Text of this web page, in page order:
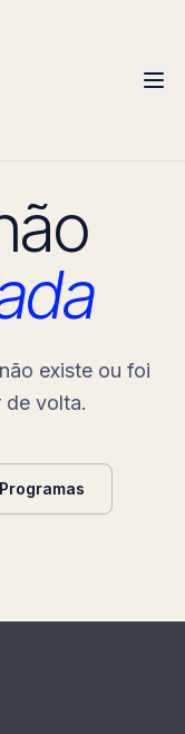
existe ou foi
de volta.